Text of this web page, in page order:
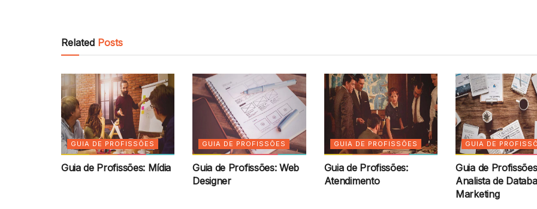
Related Posts
GUIA DE PROFISSÕES
Guia de Profissões: Mídia
GUIA DE PROFISSÕES
Guia de Profissões: Web
Designer
GUIA DE PROFISSÕES
Guia de Profissões:
Atendimento
GUIA DE
Guia de
Analista de
Marketing